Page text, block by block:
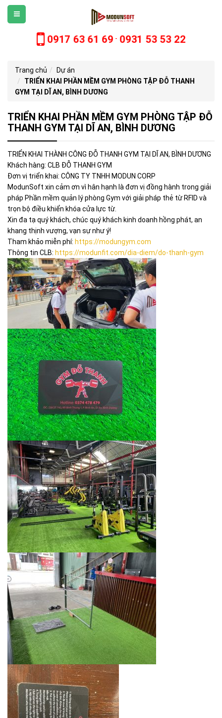
0917 63 61 69 - 0931 53 53 22
Trang chủ
Dự án
TRIỂN KHAI PHẦN MỀM GYM PHÒNG TẬP ĐỖ THANH
GYM TẠI DĨ AN, BÌNH DƯƠNG
TRIỂN KHAI PHẦN MỀM GYM PHÒNG TẬP ĐỖ
THANH GYM TẠI DĨ AN, BÌNH DƯƠNG
TRIỂN KHAI THÀNH CÔNG ĐỖ THANH GYM TẠI DĨ AN, BÌNH DƯƠNG
Khách hàng: CLB ĐỖ THANH GYM
Đơn vị triển khai: CÔNG TY TNHH MODUN CORP
ModunSoft xin cảm ơn vì hân hạnh là đơn vị đồng hành trong giải
pháp Phần mềm quản lý phòng Gym với giải pháp thẻ từ RFID và
trọn bộ điều khiển khóa cửa lực từ.
Xin đa tạ quý khách, chúc quý khách kinh doanh hồng phát, an
khang thịnh vượng, vạn sự như ý!
Tham khảo miễn phí: https://modungym.com
Thông tin CLB: https://modunfit.com/dia-diem/do-thanh-gym